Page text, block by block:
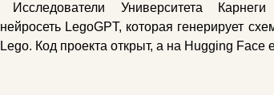
Исследователи Университета
нейросеть LegoGPT, которая генерирует
Lego. Код проекта открыт, а на Hugging Face